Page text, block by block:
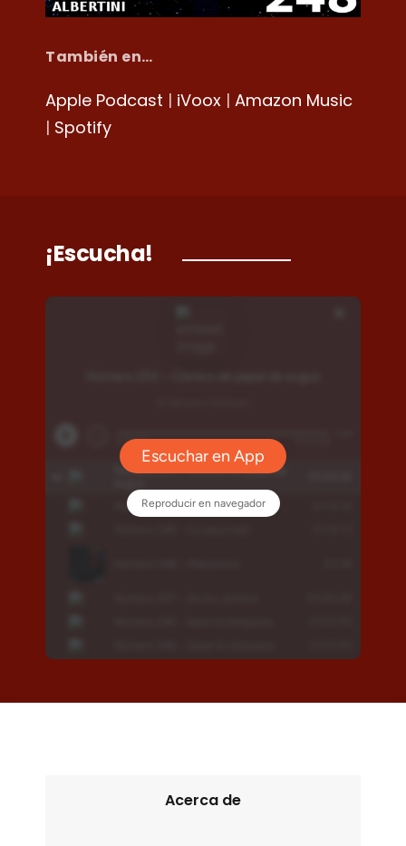
También en…
Apple Podcast | iVoox | Amazon Music
| Spotify
¡Escucha!
Acerca de